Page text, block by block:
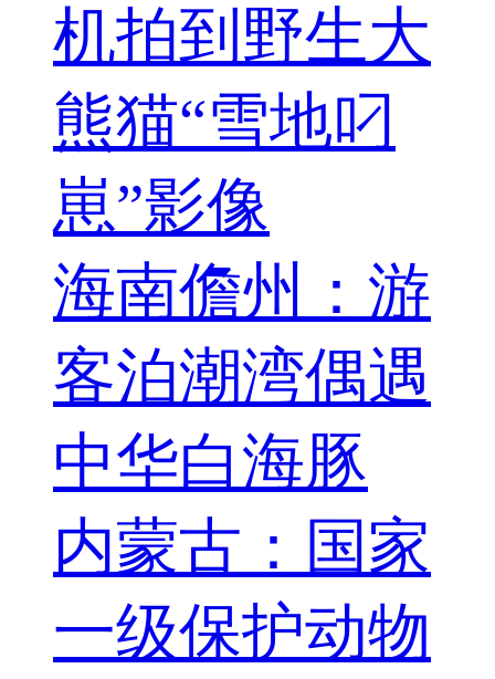
机拍到野生大
熊猫“雪地叼
崽”影像
海南儋州：游
客泊潮湾偶遇
中华白海豚
内蒙古：国家
一级保护动物